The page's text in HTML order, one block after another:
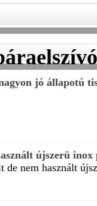
jó állapotú
újszerü inox
de nem használt